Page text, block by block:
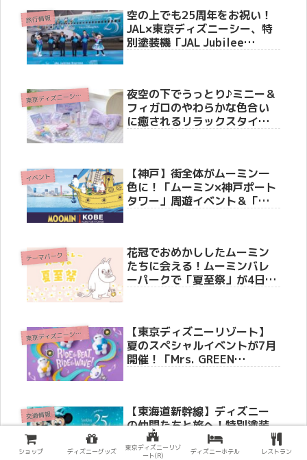
旅行情報
空の上でも25周年をお祝い！
JAL×東京ディズニーシー、特
別塗装機「JAL Jubilee
東
京ディズニーシー(R)
夜空の下でうっとり♪ミニー＆
フィガロのやわらかな色合い
に癒されるリラックスタイム
イベント
【神戸】街全体がムーミン一
色に！「ムーミン×神戸ポート
タワー」周遊イベント＆「ト
テーマパーク
花冠でおめかししたムーミン
たちに会える！ムーミンバレ
ーパークで「夏至祭」が4日間
東
京ディズニーシー(R)
【東京ディズニーリゾート】
夏のスペシャルイベントが7月
開催！「Mrs. GREEN
交通情報
【東海道新幹線】ディズニー
の仲間たちと旅へ！特別塗装
「Sparkling Dreams
Shinkansen」6月19日より運
ショップ ディズニーグッズ
東京ディズニーリゾ
ート(R)
ディズニーホテル レストラン